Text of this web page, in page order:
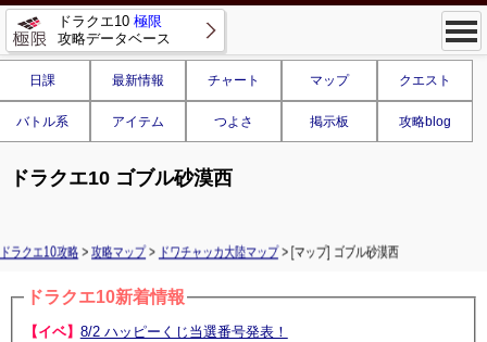
ドラクエ10 極限
攻略データベース
日課 最新情報 チャート マップ クエスト
バトル系 アイテム つよさ 掲示板 攻略blog
ドラクエ10 ゴブル砂漠西
ドラクエ10攻略 > 攻略マップ> ドワチャッカ大陸マップ> [マップ] ゴブル砂漠西
ドラクエ10新着情報
【イベ】 8/2 ハッピーくじ当選番号発表！